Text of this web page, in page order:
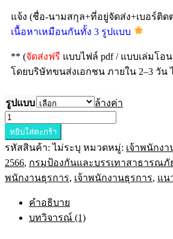
แจ้ง (ชื่อ-นามสกุล+ที่อยู่จัดส่ง+เบอร์ติด
เนื้อหาเหมือนกันทั้ง 3 รูปแบบ
** (จัดส่งฟรี แบบไฟล์ pdf / แบบเล่มโอ
โดยบริษัทขนส่งเอกชน ภายใน 2–3 วัน
รูปแบบ ล้างค่า
หยิบใส่ตะกร้า
รหัสสินค้า:ไม่ระบุ หมวดหมู่: เจ้าพนักงา
2566, กรมป้องกันและบรรเทาสาธารณภั
พนักงานธุรการ, เจ้าพนักงานธุรการ, แน
คำอธิบาย
บทวิจารณ์ (1)